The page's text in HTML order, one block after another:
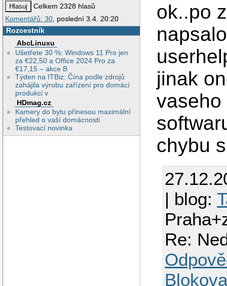
Celkem 2328 hlasů
Komentářů: 30, poslední 3.4. 20:20
Rozcestník
AbcLinuxu
Ušetřete 30 %: Windows 11 Pro jen
za €22,50 a Office 2024 Pro za
€17,15 – akce B
Týden na ITBiz: Čína podle zdrojů
zahájila výrobu zařízení pro domácí
produkci v
HDmag.cz
Kamery do bytu přinesou maximální
přehled o vaší domácnosti
Testovací novinka
ok..po
jinak
vaseho
chybu
| blog:
Re: